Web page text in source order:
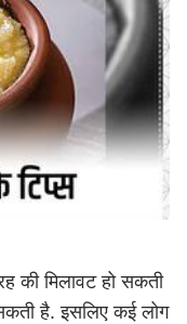
की मिलावट हो सकती
है. इसलिए कई लोग